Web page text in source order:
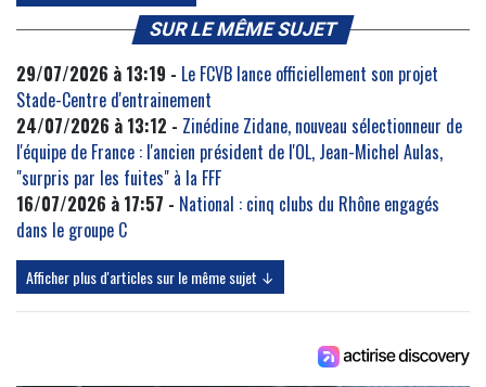
SUR LE MÊME SUJET
29/07/2026 à 13:19 - Le FCVB lance officiellement son projet
Stade-Centre d'entrainement
24/07/2026 à 13:12 - Zinédine Zidane, nouveau sélectionneur de
l'équipe de France : l'ancien président de l'OL, Jean-Michel Aulas,
"surpris par les fuites" à la FFF
16/07/2026 à 17:57 - National : cinq clubs du Rhône engagés
dans le groupe C
Afficher plus d'articles sur le même sujet ↓